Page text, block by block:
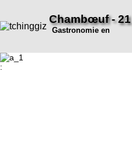
Chambœuf - 21
Gastronomie en
: